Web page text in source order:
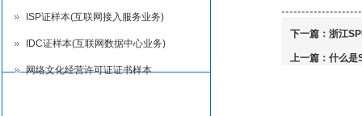
ISP证样本(互联网接入服务业务)
IDC证样本(互联网数据中心业务)
网络文化经营许可证证书样本
下一篇： 浙江
上一篇： 什么是